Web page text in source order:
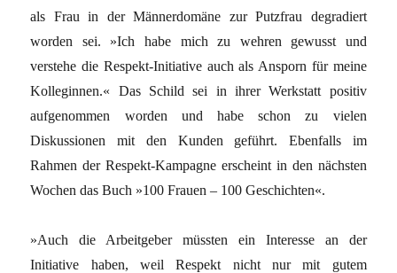
als Frau in der Männerdomäne zur Putzfrau degradiert
worden sei. »Ich habe mich zu wehren gewusst und
verstehe die Respekt-Initiative auch als Ansporn für meine
Kolleginnen.« Das Schild sei in ihrer Werkstatt positiv
aufgenommen worden und habe schon zu vielen
Diskussionen mit den Kunden geführt. Ebenfalls im
Rahmen der Respekt-Kampagne erscheint in den nächsten
Wochen das Buch »100 Frauen – 100 Geschichten«.
»Auch die Arbeitgeber müssten ein Interesse an der
Initiative haben, weil Respekt nicht nur mit gutem